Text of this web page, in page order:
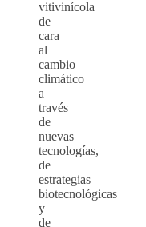
vitivinícola
de
cara
al
cambio
climático
a
través
de
nuevas
tecnologías,
de
estrategias
biotecnológicas
y
de